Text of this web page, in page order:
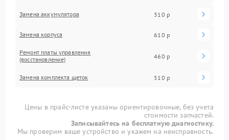
Замена аккумулятора 310 р
Замена корпуса 610 р
Ремонт платы управления
(восстановление)
460 р
Замена комплекта щеток 510 р
Цены в прайс-листе указаны ориентировочные, без учета
стоимости запчастей.
Записывайтесь на бесплатную диагностику.
Мы проверим ваше устройство и укажем на неисправность.